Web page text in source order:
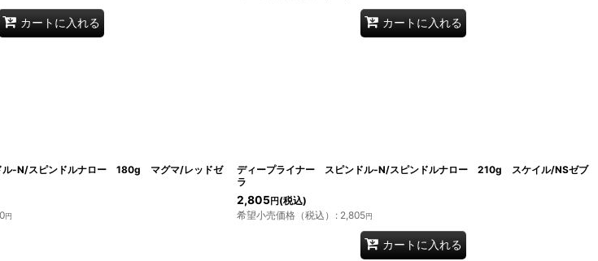
カートに入れる カートに入れる
ル-N/スピンドルナロー 180g マグマ/レッドゼ
円
ディープライナー スピンドル-N/スピンドルナロー 210g スケイル/NSゼブ
ラ
2,805円 (税込)
希望小売価格（税込） : 2,805円
カートに入れる